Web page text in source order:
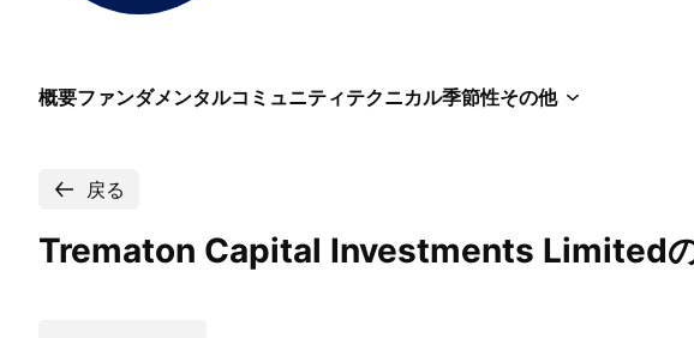
概要ファンダメンタルコミュニティテクニカル季節性その他
戻る
Trematon Capital Investments Limited